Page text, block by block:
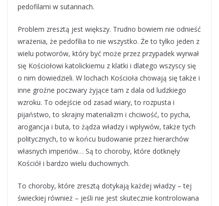
pedofilami w sutannach.
Problem zresztą jest większy. Trudno bowiem nie odnieść
wrażenia, że pedofilia to nie wszystko. Że to tylko jeden z
wielu potworów, który być może przez przypadek wyrwał
się Kościołowi katolickiemu z klatki i dlatego wszyscy się
o nim dowiedzieli. W lochach Kościoła chowają się także i
inne groźne poczwary żyjące tam z dala od ludzkiego
wzroku. To odejście od zasad wiary, to rozpusta i
pijaństwo, to skrajny materializm i chciwość, to pycha,
arogancja i buta, to żądza władzy i wpływów, także tych
politycznych, to w końcu budowanie przez hierarchów
własnych imperiów… Są to choroby, które dotknęły
Kościół i bardzo wielu duchownych.
To choroby, które zresztą dotykają każdej władzy – tej
świeckiej również – jeśli nie jest skutecznie kontrolowana